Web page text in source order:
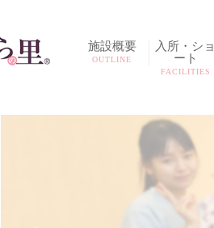
施設概要
OUTLINE
入所・ショ
ート
FACILITIES